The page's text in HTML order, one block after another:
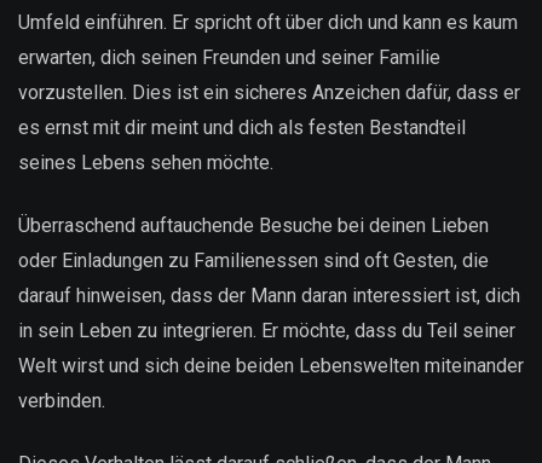
Umfeld einführen. Er spricht oft über dich und kann es kaum
erwarten, dich seinen Freunden und seiner Familie
vorzustellen. Dies ist ein sicheres Anzeichen dafür, dass er
es ernst mit dir meint und dich als festen Bestandteil
seines Lebens sehen möchte.
Überraschend auftauchende Besuche bei deinen Lieben
oder Einladungen zu Familienessen sind oft Gesten, die
darauf hinweisen, dass der Mann daran interessiert ist, dich
in sein Leben zu integrieren. Er möchte, dass du Teil seiner
Welt wirst und sich deine beiden Lebenswelten miteinander
verbinden.